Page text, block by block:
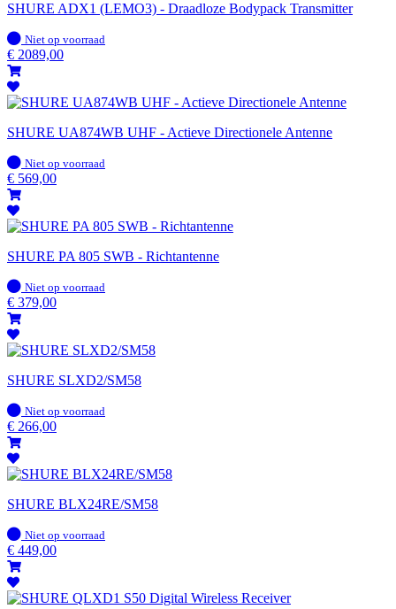
SHURE ADX1 (LEMO3) - Draadloze Bodypack Transmitter
Op
voorraad
Niet op voorraad
€ 2089,00
SHURE UA874WB UHF - Actieve Directionele Antenne
Op
voorraad
Niet op voorraad
€ 569,00
SHURE PA 805 SWB - Richtantenne
Op
voorraad
Niet op voorraad
€ 379,00
SHURE SLXD2/SM58
Op
voorraad
Niet op voorraad
€ 266,00
SHURE BLX24RE/SM58
Op
voorraad
Niet op voorraad
€ 449,00